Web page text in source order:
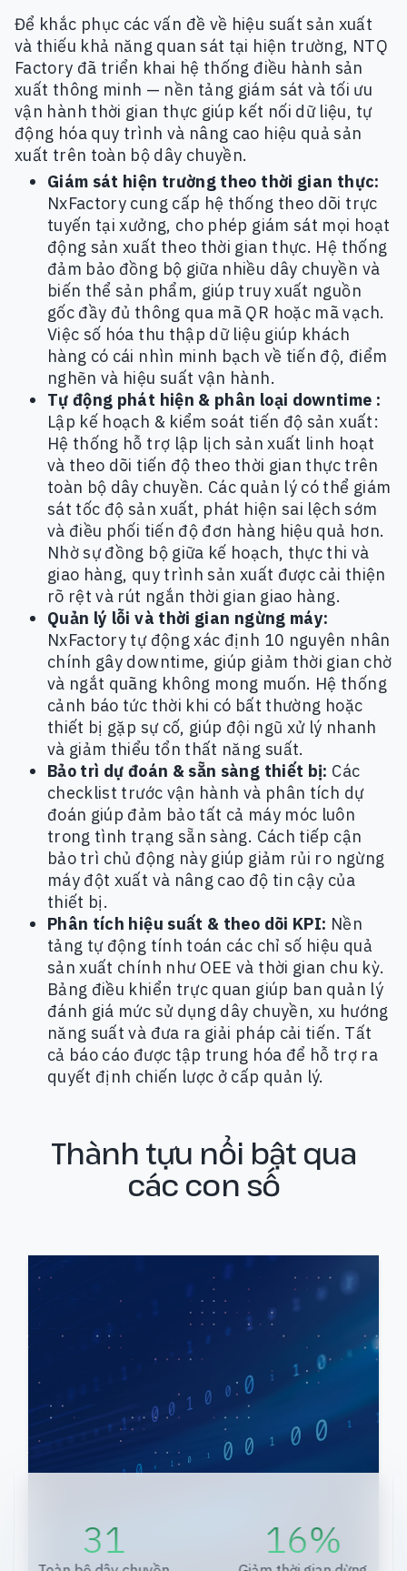
Để khắc phục các vấn đề về hiệu suất sản xuất
và thiếu khả năng quan sát tại hiện trường, NTQ
Factory đã triển khai hệ thống điều hành sản
xuất thông minh — nền tảng giám sát và tối ưu
vận hành thời gian thực giúp kết nối dữ liệu, tự
động hóa quy trình và nâng cao hiệu quả sản
xuất trên toàn bộ dây chuyền.
Giám sát hiện trường theo thời gian thực:
NxFactory cung cấp hệ thống theo dõi trực
tuyến tại xưởng, cho phép giám sát mọi hoạt
động sản xuất theo thời gian thực. Hệ thống
đảm bảo đồng bộ giữa nhiều dây chuyền và
biến thể sản phẩm, giúp truy xuất nguồn
gốc đầy đủ thông qua mã QR hoặc mã vạch.
Việc số hóa thu thập dữ liệu giúp khách
hàng có cái nhìn minh bạch về tiến độ, điểm
nghẽn và hiệu suất vận hành.
Tự động phát hiện & phân loại downtime :
Lập kế hoạch & kiểm soát tiến độ sản xuất:
Hệ thống hỗ trợ lập lịch sản xuất linh hoạt
và theo dõi tiến độ theo thời gian thực trên
toàn bộ dây chuyền. Các quản lý có thể giám
sát tốc độ sản xuất, phát hiện sai lệch sớm
và điều phối tiến độ đơn hàng hiệu quả hơn.
Nhờ sự đồng bộ giữa kế hoạch, thực thi và
giao hàng, quy trình sản xuất được cải thiện
rõ rệt và rút ngắn thời gian giao hàng.
Quản lý lỗi và thời gian ngừng máy:
NxFactory tự động xác định 10 nguyên nhân
chính gây downtime, giúp giảm thời gian chờ
và ngắt quãng không mong muốn. Hệ thống
cảnh báo tức thời khi có bất thường hoặc
thiết bị gặp sự cố, giúp đội ngũ xử lý nhanh
và giảm thiểu tổn thất năng suất.
Bảo trì dự đoán & sẵn sàng thiết bị: Các
checklist trước vận hành và phân tích dự
đoán giúp đảm bảo tất cả máy móc luôn
trong tình trạng sẵn sàng. Cách tiếp cận
bảo trì chủ động này giúp giảm rủi ro ngừng
máy đột xuất và nâng cao độ tin cậy của
thiết bị.
Phân tích hiệu suất & theo dõi KPI: Nền
tảng tự động tính toán các chỉ số hiệu quả
sản xuất chính như OEE và thời gian chu kỳ.
Bảng điều khiển trực quan giúp ban quản lý
đánh giá mức sử dụng dây chuyền, xu hướng
năng suất và đưa ra giải pháp cải tiến. Tất
cả báo cáo được tập trung hóa để hỗ trợ ra
quyết định chiến lược ở cấp quản lý.
Thành tựu nổi bật qua
các con số
31 16%